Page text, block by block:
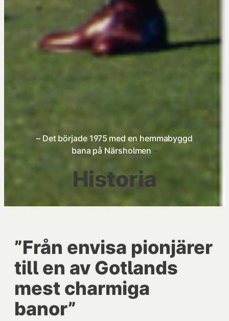
– Det började 1975 med en hemmabyggd
bana på Närsholmen –
Historia
”Från envisa pionjärer
till en av Gotlands
mest charmiga
banor”